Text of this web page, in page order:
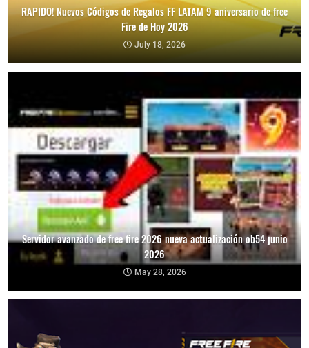
RAPIDO! Nuevos Códigos de Regalos FF LATAM 9 aniversario de free
Fire de Hoy 2026
July 18, 2026
Servidor avanzado de free fire 2026 nueva actualización ob54 junio
2026
May 28, 2026